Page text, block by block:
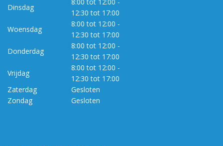
Dinsdag
12:30 tot 17:00
Woensdag
8:00 tot 12:00 -
12:30 tot 17:00
Donderdag
8:00 tot 12:00 -
12:30 tot 17:00
Vrijdag
8:00 tot 12:00 -
12:30 tot 17:00
Zaterdag
Gesloten
Zondag
Gesloten